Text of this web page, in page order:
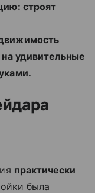
строят
удивительные
практически
была